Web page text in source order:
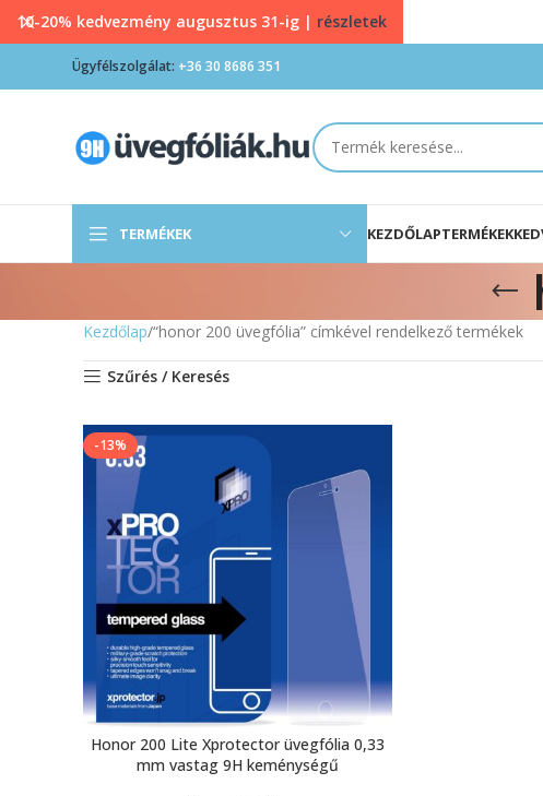
Ügyfélszolgálat: +36 30 8686 351
TERMÉKEK KEZDŐLAPTERMÉKEK
Kezdőlap “honor 200 üvegfólia” címkével rendelkező termékek
Szűrés / Keresés
-13%
Honor 200 Lite Xprotector üvegfólia 0,33
mm vastag 9H keménységű
10-20% kedvezmény augusztus 31-ig | részletek